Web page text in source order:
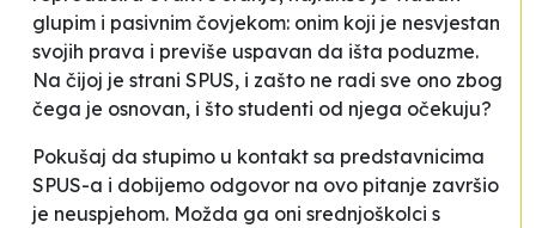
glupim i pasivnim čovjekom: onim koji je nesvjestan
svojih prava i previše uspavan da išta poduzme.
Na čijoj je strani SPUS, i zašto ne radi sve ono zbog
čega je osnovan, i što studenti od njega očekuju?
Pokušaj da stupimo u kontakt sa predstavnicima
SPUS-a i dobijemo odgovor na ovo pitanje završio
je neuspjehom. Možda ga oni srednjoškolci s